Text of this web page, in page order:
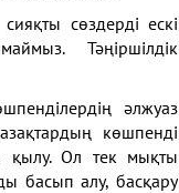
сөздерді ескі
Тәңіршілдік
әлжуаз
көшпенді
қылу. Ол тек мықты
басып алу, басқару